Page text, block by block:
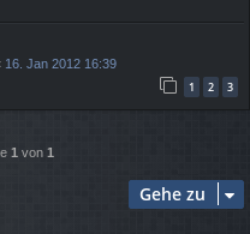
16. Jan 2012 16:39
1 2 3
1 von 1
Gehe zu